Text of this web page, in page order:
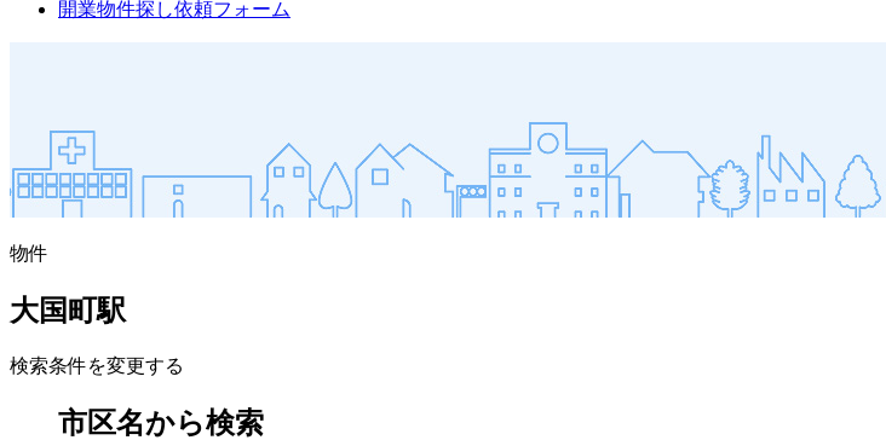
開業物件探し依頼フォーム
物件
大国町駅
検索条件を変更する
市区名から検索